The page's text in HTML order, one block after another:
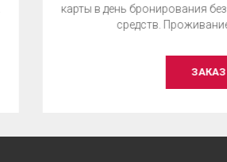
карты в день бронирования без
средств. Проживание с
ЗАКАЗ